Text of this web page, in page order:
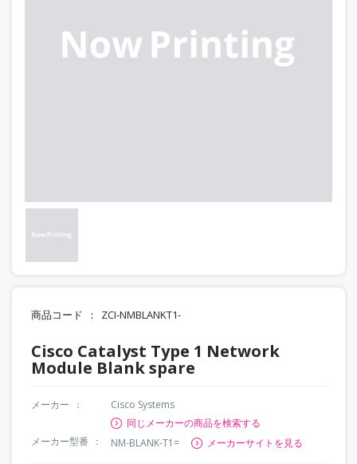
商品コード ZCI-NMBLANKT1-
Cisco Catalyst Type 1 Network
Module Blank spare
メーカー
Cisco Systems
同じメーカーの商品を検索する
メーカー型番
NM-BLANK-T1= メーカーサイトを見る